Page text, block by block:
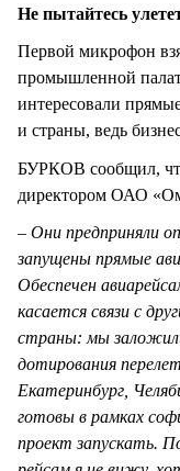
Не пытайтесь
Первой микрофон
промышленной
интересовали
и страны, ведь
БУРКОВ сообщил,
директором ОАО
– Они предприняли
запущены прямые
Обеспечен
касается связи с
страны: мы
дотирования
Екатеринбург,
готовы в рамках
проект запускать.